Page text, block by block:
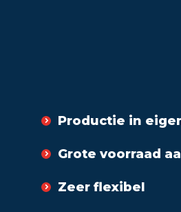
Productie in
Grote voorraad
Zeer flexibel